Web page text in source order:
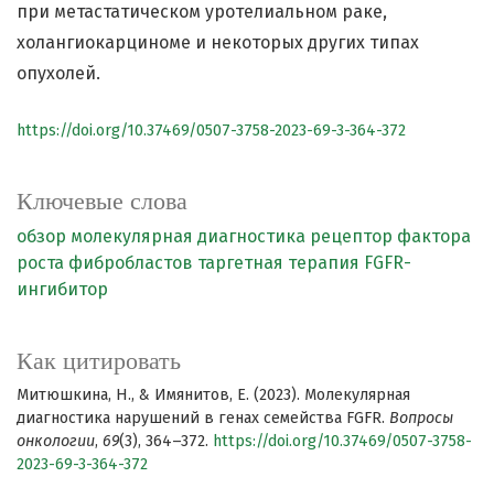
Ключевые слова
обзор молекулярная диагностика рецептор фактора
роста фибробластов таргетная терапия FGFR-
ингибитор
Как цитировать
Митюшкина, Н., & Имянитов, Е. (2023). Молекулярная
диагностика нарушений в генах семейства FGFR. Вопросы
онкологии, 69(3), 364–372. https://doi.org/10.37469/0507-3758-
2023-69-3-364-372
при метастатическом уротелиальном раке,
холангиокарциноме и некоторых других типах
опухолей.
https://doi.org/10.37469/0507-3758-2023-69-3-364-372